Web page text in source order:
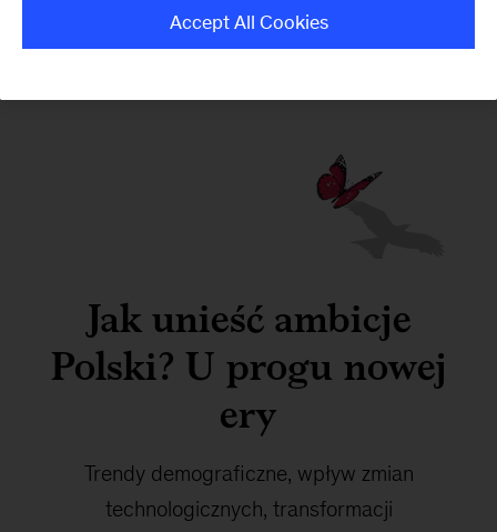
Jak unieść ambicje
Polski? U progu nowej
ery
Trendy demograficzne, wpływ zmian
technologicznych, transformacji
Accept All Cookies